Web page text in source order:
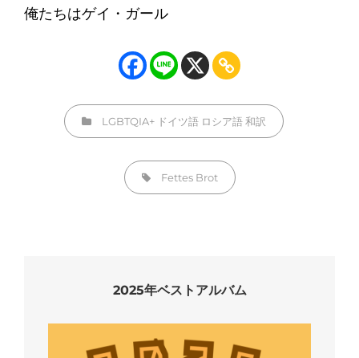
俺たちはゲイ・ガール
カ
テ
LGBTQIA+ ドイツ語 ロシア語和訳
タ
グ,
Fettes Brot
2025年ベストアルバム